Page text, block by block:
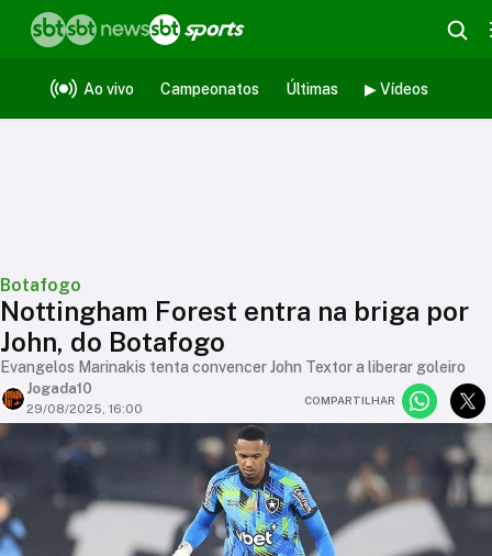
Ao vivo Campeonatos Últimas ▶ Vídeos
Botafogo
Nottingham Forest entra na briga por
John, do Botafogo
Evangelos Marinakis tenta convencer John Textor a liberar goleiro
Jogada10
29/08/2025, 16:00
COMPARTILHAR